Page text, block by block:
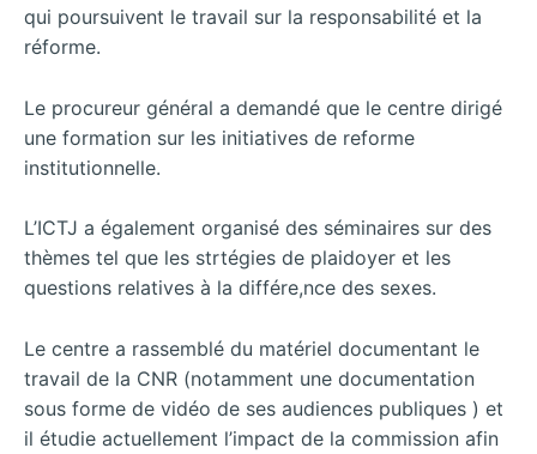
qui poursuivent le travail sur la responsabilité et la
réforme.
Le procureur général a demandé que le centre dirigé
une formation sur les initiatives de reforme
institutionnelle.
L’ICTJ a également organisé des séminaires sur des
thèmes tel que les strtégies de plaidoyer et les
questions relatives à la différe,nce des sexes.
Le centre a rassemblé du matériel documentant le
travail de la CNR (notamment une documentation
sous forme de vidéo de ses audiences publiques ) et
il étudie actuellement l’impact de la commission afin